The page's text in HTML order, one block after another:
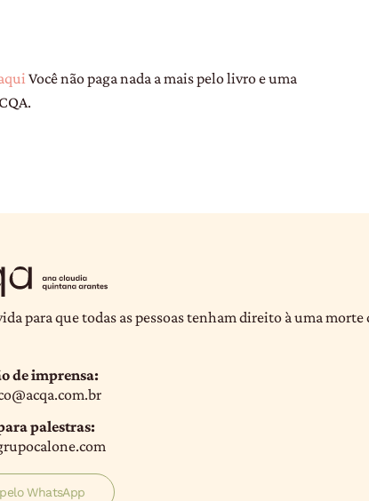
Você não paga nada a mais pelo livro e uma
para que todas as pessoas tenham direito à uma morte
de imprensa:
palestras:
WhatsApp